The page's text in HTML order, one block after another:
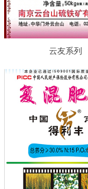
云友系列